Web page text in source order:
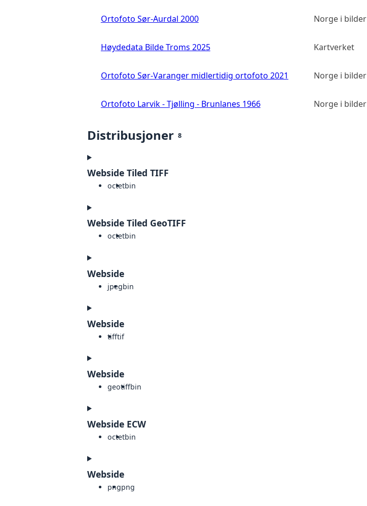
Ortofoto Sør-Aurdal 2000 Norge i bilder
Høydedata Bilde Troms 2025 Kartverket
Ortofoto Sør-Varanger midlertidig ortofoto 2021 Norge i bilder
Ortofoto Larvik - Tjølling - Brunlanes 1966 Norge i bilder
Distribusjoner 8
Webside Tiled TIFF
octetbin
Webside Tiled GeoTIFF
octetbin
Webside
jpegbin
Webside
tifftif
Webside
geotiffbin
Webside ECW
octetbin
Webside
pngpng